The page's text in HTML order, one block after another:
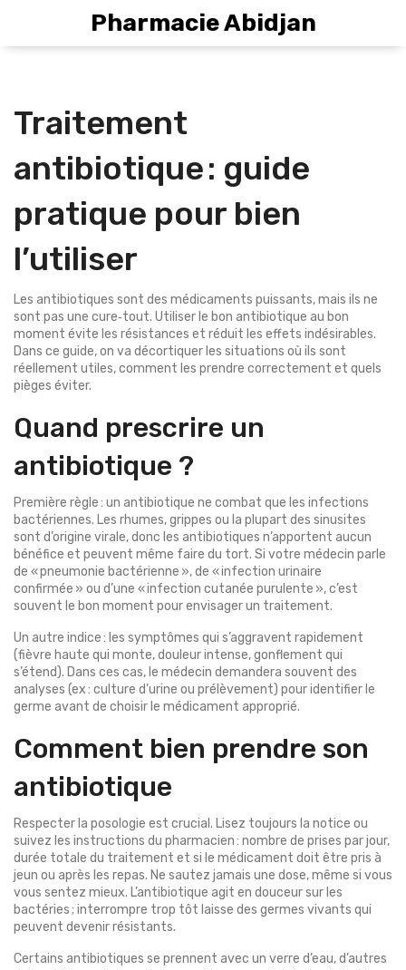
Pharmacie Abidjan
Traitement
antibiotique : guide
pratique pour bien
l’utiliser
Les antibiotiques sont des médicaments puissants, mais ils ne
sont pas une cure‑tout. Utiliser le bon antibiotique au bon
moment évite les résistances et réduit les effets indésirables.
Dans ce guide, on va décortiquer les situations où ils sont
réellement utiles, comment les prendre correctement et quels
pièges éviter.
Quand prescrire un
antibiotique ?
Première règle : un antibiotique ne combat que les infections
bactériennes. Les rhumes, grippes ou la plupart des sinusites
sont d’origine virale, donc les antibiotiques n’apportent aucun
bénéfice et peuvent même faire du tort. Si votre médecin parle
de « pneumonie bactérienne », de « infection urinaire
confirmée » ou d’une « infection cutanée purulente », c’est
souvent le bon moment pour envisager un traitement.
Un autre indice : les symptômes qui s’aggravent rapidement
(fièvre haute qui monte, douleur intense, gonflement qui
s’étend). Dans ces cas, le médecin demandera souvent des
analyses (ex : culture d’urine ou prélèvement) pour identifier le
germe avant de choisir le médicament approprié.
Comment bien prendre son
antibiotique
Respecter la posologie est crucial. Lisez toujours la notice ou
suivez les instructions du pharmacien : nombre de prises par jour,
durée totale du traitement et si le médicament doit être pris à
jeun ou après les repas. Ne sautez jamais une dose, même si vous
vous sentez mieux. L’antibiotique agit en douceur sur les
bactéries ; interrompre trop tôt laisse des germes vivants qui
peuvent devenir résistants.
Certains antibiotiques se prennent avec un verre d’eau, d’autres